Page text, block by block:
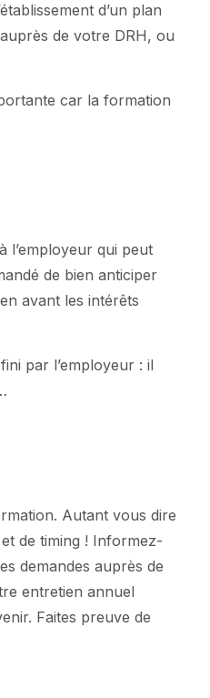
d’un plan
de votre DRH, ou
car la formation
l’employeur qui peut
de bien anticiper
avant les intérêts
par l’employeur : il
Autant vous dire
de timing ! Informez-
demandes auprès de
entretien annuel
Faites preuve de